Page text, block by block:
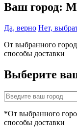
Ваш город:
Да, верно Нет,
От выбранного
способы доставки
Выберите
*От выбранного
способы доставки